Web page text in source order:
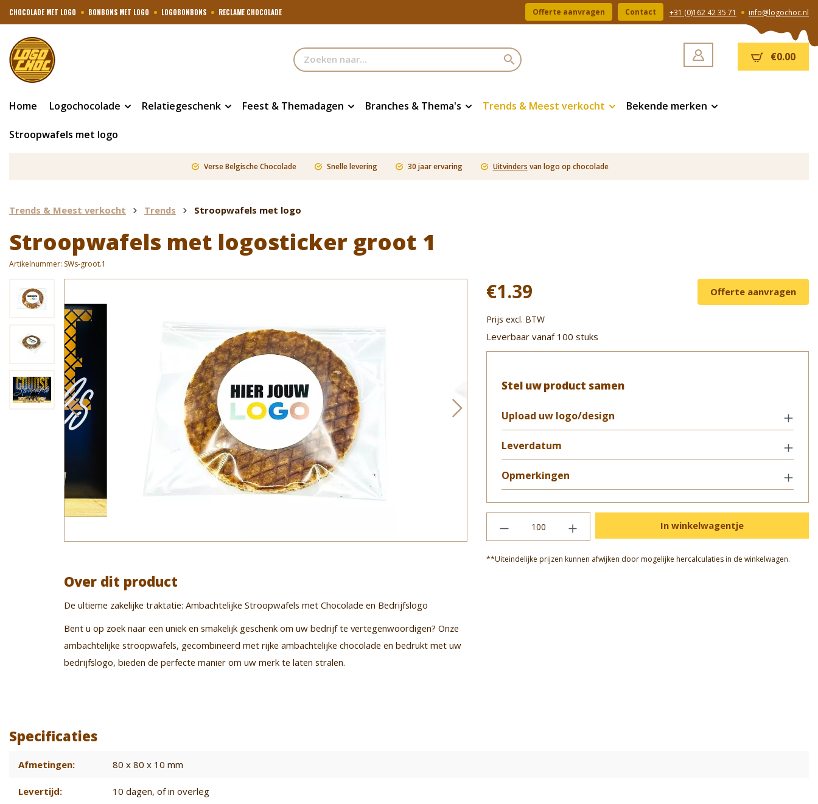
CHOCOLADE MET LOGO BONBONS MET LOGO LOGOBONBONS RECLAME CHOCOLADE Offerte aanvragen Contact +31 (0)162 42 35 71 info@logochoc.nl
€0.00
Home Logochocolade Relatiegeschenk Feest & Themadagen Branches & Thema's Trends & Meest verkocht Bekende merken
Stroopwafels met logo
Verse Belgische Chocolade Snelle levering 30 jaar ervaring Uitvinders van logo op chocolade
Trends & Meest verkocht Trends Stroopwafels met logo
Stroopwafels met logosticker groot 1
Artikelnummer: SWs-groot.1
Over dit product
De ultieme zakelijke traktatie: Ambachtelijke Stroopwafels met Chocolade en Bedrijfslogo
Bent u op zoek naar een uniek en smakelijk geschenk om uw bedrijf te vertegenwoordigen? Onze
ambachtelijke stroopwafels, gecombineerd met rijke ambachtelijke chocolade en bedrukt met uw
bedrijfslogo, bieden de perfecte manier om uw merk te laten stralen.
€1.39 Offerte aanvragen
Prijs excl. BTW
Leverbaar vanaf 100 stuks
Stel uw product samen
Upload uw logo/design
Leverdatum
Opmerkingen
In winkelwagentje
**Uiteindelijke prijzen kunnen afwijken door mogelijke hercalculaties in de winkelwagen.
Specificaties
Afmetingen: 80 x 80 x 10 mm
Levertijd: 10 dagen, of in overleg